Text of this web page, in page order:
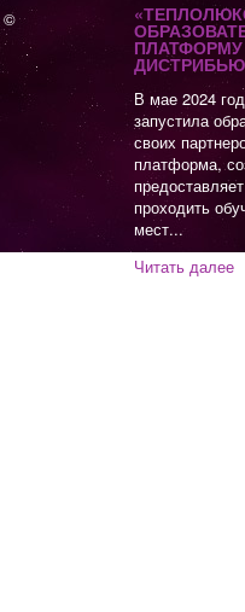
©
В мае 2024
запустила
своих
платформа,
проходить
мест...
Читать далее